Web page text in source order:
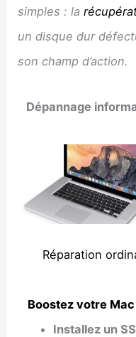
simples : la
un disque dur
son champ d’action.
Dépannage
Réparation
Boostez votre
Installez un